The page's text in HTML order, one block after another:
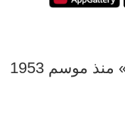
أسوأ سلسلة هزائم لـ «الريدز» منذ موسم 1953